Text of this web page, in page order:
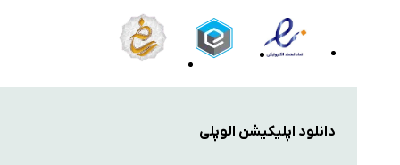
دانلود اپلیکیشن الوپلی